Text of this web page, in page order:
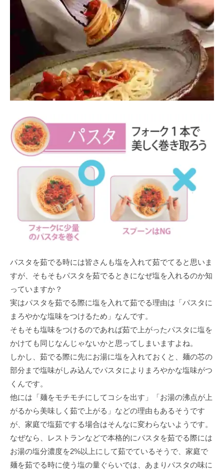
パスタを茹でる時には皆さんも塩を入れて茹でてると思いま
すが、そもそもパスタを茹でるときになぜ塩を入れるのか知
っていますか？
実はパスタを茹でる際に塩を入れて茹でる理由は「パスタに
まろやかな塩味をつけるため」なんです。
そもそも塩味をつけるのであれば茹で上がったパスタに塩を
かけても同じなんじゃないかと思ってしまいますよね。
しかし、茹でる際に先にお湯に塩を入れておくと、麺の芯の
部分まで塩味がしみ込んでパスタによりまろやかな塩味がつ
くんです。
他には「麺をモチモチにしてコシを出す」「お湯の沸点が上
がるから美味しく茹で上がる」などの理由もあるそうです
が、家庭で塩茹でする場合はそんなに変わらないようです。
なぜなら、レストランなどで本格的にパスタを茹でる際には
お湯の塩分濃度を2%以上にして茹でているそうで、家庭で
麺を茹でる時に使う塩の量ぐらいでは、あまりパスタの味に